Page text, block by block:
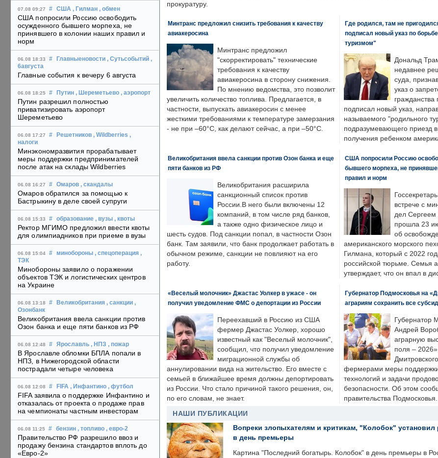
07.08 09:27 # США , Гилман , обмен
США попросили Россию освободить
осужденного бывшего морпеха, не
принявшего в колонии наших правил и
норм
06.08 18:33 # Главныеновости , Сутьсобытий ,
6августа
Главные события к вечеру 6 августа
06.08 18:25 # Путин , Шереметьево , аэропорт
Путин разрешил полностью
приватизировать аэропорт
Шереметьево
06.08 17:27 # Решетников , Wildberries ,
налоги
Минэкономразвития прорабатывает
меры поддержки предпринимателей
после атак на склады Wildberries
06.08 16:27 # Омаров , скандалы
Омаров обратился за помощью к
Бастрыкину в деле своей супруги
06.08 15:33 # образование , вузы , квоты
Ректор МГИМО предложил ввести квоты
для олимпиадников при приеме в вузы
06.08 15:04 # минобороны , спецоперация ,
ТЭК
Минобороны заявило о поражении
объектов ТЭК и логистических центров
на Украине
06.08 13:18 # Великобритания , санкции ,
Озонбанк
Великобритания ввела санкции против
Озон банка и еще пяти банков из РФ
06.08 12:48 # Ярославль , НПЗ , пожар
В Ярославле обломки БПЛА попали в
НПЗ, в Нижегородской области
пострадали четыре человека
06.08 12:08 # FIFA , Инфантино , футбол
FIFA заявила о поддержке Инфантино и
отказалась от проекта о продаже прав
на чемпионаты частным инвесторам
06.08 11:25 # бензин , топливо , евро-2
Правительство РФ разрешило ввоз и
продажу бензина стандартов вплоть до
«Евро-2»
прокуратуру.
Минтранс предложил снизить требования к качеству
авиакеросина
Минтранс предложил
"скорректировать" технические
требования к качеству
авиакеросина в сторону снижения.
По мнению ведомства, это позволит
увеличить количество топлива. Предлагается, в
частности, выпускать авиакеросин с менее
жесткими требованиями к температуре замерзания
- не при –60°C, как делают сейчас, а при –50°C.
Где родился, там не
подписал новый указ по
туризмом"
Дональд
недавнее
суда,
указ о
подписал новый указ,
называемого "родильного
подразумевающего приезд
получения ребенком
Великобритания ввела санкции против Озон банка и еще
пяти банков из РФ
Великобритания расширила
санкционный список против
России.В него были включены 12
компаний, в том числе ряд банков,
а также одно физическое лицо и
шесть судов. Под санкции попал, в частности Озон
банк. Там заявили, что банк продолжает работать в
обычном режиме, санкции не повлияют на его
работу.
США попросили Россию
бывшего морпеха, не
правил и норм
встрече с
дел Сергеем
прошла 23
об
американского морского
Гилмана, который с 2022
российской тюрьме. Семья
утверждает, что он впал в
«Веселый молочник» Джастас Уолкер в ужасе - он
получил уведомление ФМС о депортации из России
Переехавший в Россию из США
фермер Джастас Уолкер, хорошо
известный как "Веселый молочник",
сообщил, что получил уведомление
миграционной службы об
аннулировании вида на жительство. Его вместе с
семьей в ближайшее время должны депортировать
из России. Что стало причиной такого решения, он,
по его словам, не знает.
Губернатор Подмосковья на
аграриям сохранить все
Губернатор
Андрей
аграрную
поля –
фермерами меры
технологий и задачи
безопасности. Об этом
правительства Подмосковья.
НАШИ ПУБЛИКАЦИИ
Вопреки злопыхателям и критикам, "Колобок"
в день премьеры
Картина "Последний богатырь. Колобок" в день премьеры в